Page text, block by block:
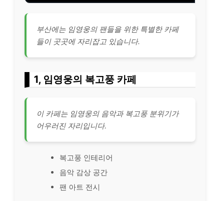
부산에는 임영웅의 팬들을 위한 특별한 카페
들이 곳곳에 자리잡고 있습니다.
1, 임영웅의 복고풍 카페
이 카페는 임영웅의 음악과 복고풍 분위기가
어우러진 자리입니다.
복고풍 인테리어
음악 감상 공간
팬 아트 전시